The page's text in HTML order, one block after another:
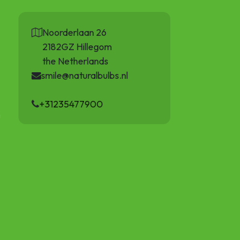
Noorderlaan 26
2182GZ Hillegom
the Netherlands
smile@naturalbulbs.nl
+31235477900